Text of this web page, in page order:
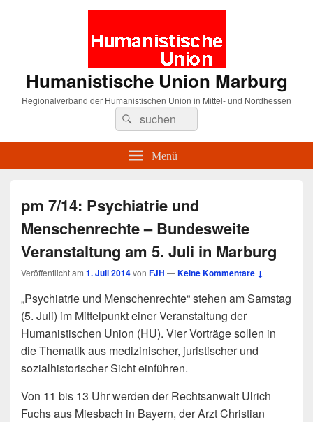
Humanistische Union Marburg
Regionalverband der Humanistischen Union in Mittel- und Nordhessen
Suche
nach:
Suchen
Menü
pm 7/14: Psychiatrie und
Menschenrechte – Bundesweite
Veranstaltung am 5. Juli in Marburg
Veröffentlicht am 1. Juli 2014von FJH —Keine Kommentare ↓
„Psychiatrie und Menschenrechte“ stehen am Samstag
(5. Juli) im Mittelpunkt einer Veranstaltung der
Humanistischen Union (HU). Vier Vorträge sollen in
die Thematik aus medizinischer, juristischer und
sozialhistorischer Sicht einführen.
Von 11 bis 13 Uhr werden der Rechtsanwalt Ulrich
Fuchs aus Miesbach in Bayern, der Arzt Christian